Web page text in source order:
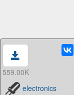
559.00K
electronics